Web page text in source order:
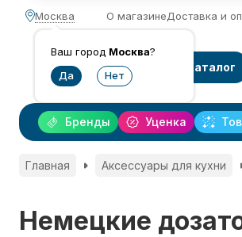
Москва
Ваш город Москва?
О магазинеДоставка и
Каталог
Уценка
Бренды
Главная Аксессуары для кухни
Немецкие